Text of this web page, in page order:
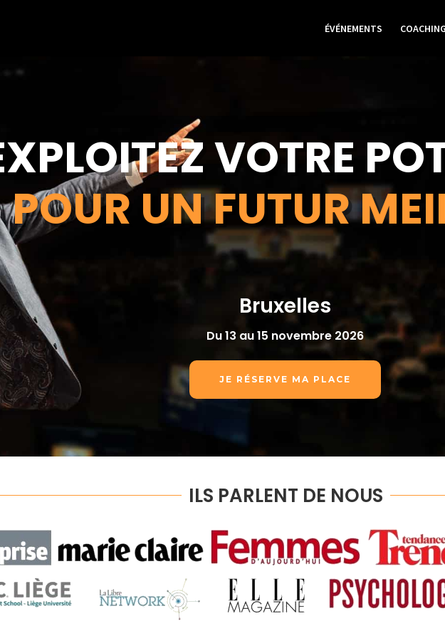
ÉVÉNEMENTS COACHING
VOTRE
POUR UN FUTUR
Bruxelles
Du 13 au 15 novembre 2026
JE RÉSERVE MA PLACE
ILS PARLENT DE NOUS